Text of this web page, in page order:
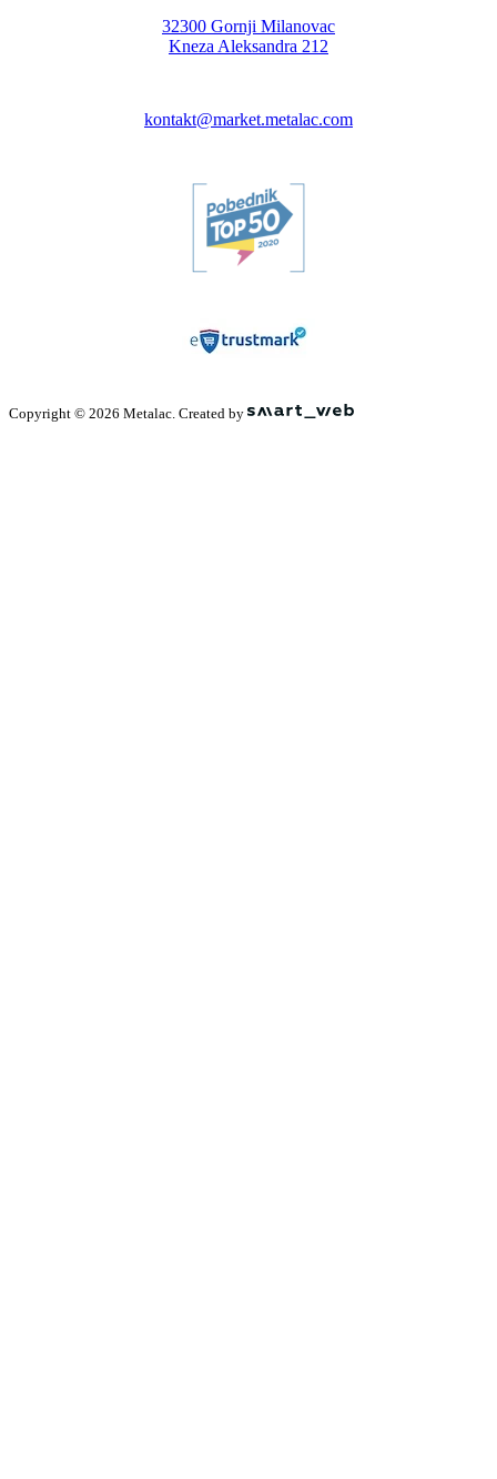
32300 Gornji Milanovac
Kneza Aleksandra 212
kontakt@market.metalac.com
Copyright © 2026 Metalac. Created by